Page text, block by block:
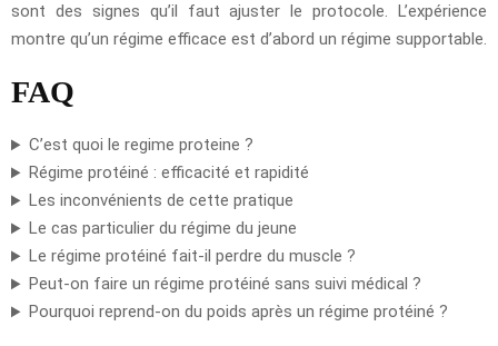
sont des signes qu’il faut ajuster le protocole. L’expérience
montre qu’un régime efficace est d’abord un régime supportable.
FAQ
C’est quoi le regime proteine ?
Régime protéiné : efficacité et rapidité
Les inconvénients de cette pratique
Le cas particulier du régime du jeune
Le régime protéiné fait-il perdre du muscle ?
Peut-on faire un régime protéiné sans suivi médical ?
Pourquoi reprend-on du poids après un régime protéiné ?